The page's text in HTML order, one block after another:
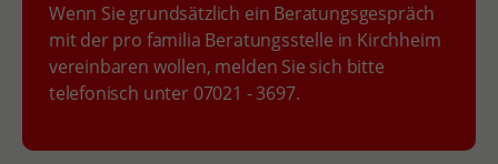
Wenn Sie grundsätzlich ein Beratungsgespräch
mit der pro familia Beratungsstelle in Kirchheim
vereinbaren wollen, melden Sie sich bitte
telefonisch unter 07021 - 3697.